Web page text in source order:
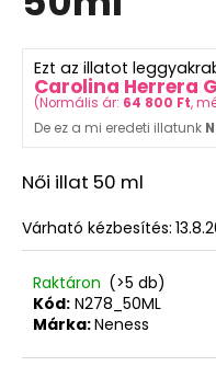
ből
csillag.
Ezt az illatot
Carolina Herrera
(Normális ár: 64 800 Ft,
De ez a mi eredeti illatunk
Női illat 50 ml
Várható kézbesítés:
Raktáron (>5 db)
Kód: N278_50ML
Márka:Neness
Ft